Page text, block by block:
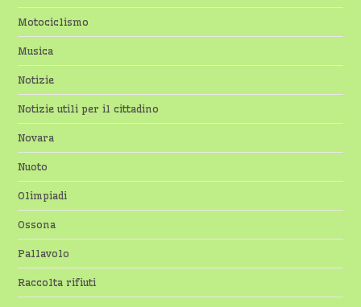
Motociclismo
Musica
Notizie
Notizie utili per il cittadino
Novara
Nuoto
Olimpiadi
Ossona
Pallavolo
Raccolta rifiuti